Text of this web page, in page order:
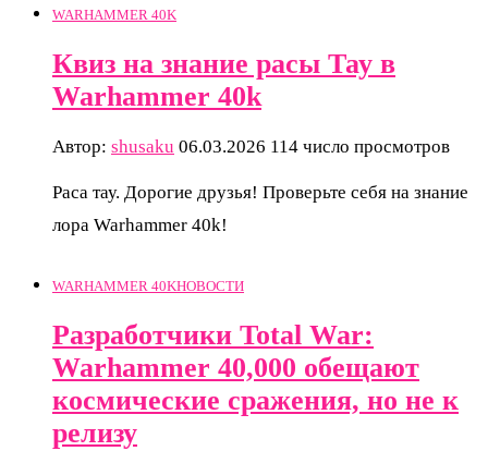
WARHAMMER 40K
Квиз на знание расы Тау в
Warhammer 40k
Автор: shusaku 06.03.2026 114 число просмотров
Раса тау. Дорогие друзья! Проверьте себя на знание
лора Warhammer 40k!
WARHAMMER 40KНОВОСТИ
Разработчики Total War:
Warhammer 40,000 обещают
космические сражения, но не к
релизу